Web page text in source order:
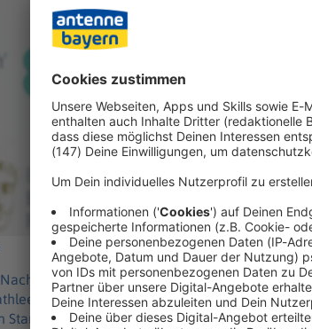
Nach 14 Jahren an der Spitze des Filmstudios,
Kennedy als Chefin von Lucasfilm
Star-Wars-Schöpfer George Lucas persönlich